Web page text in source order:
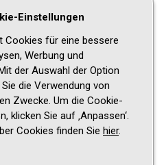
Einstellungen
Cookies für eine bessere
Werbung und
der Auswahl der Option
die Verwendung von
Zwecke. Um die Cookie-
klicken Sie auf ‚Anpassen‘.
Cookies finden Sie hier.